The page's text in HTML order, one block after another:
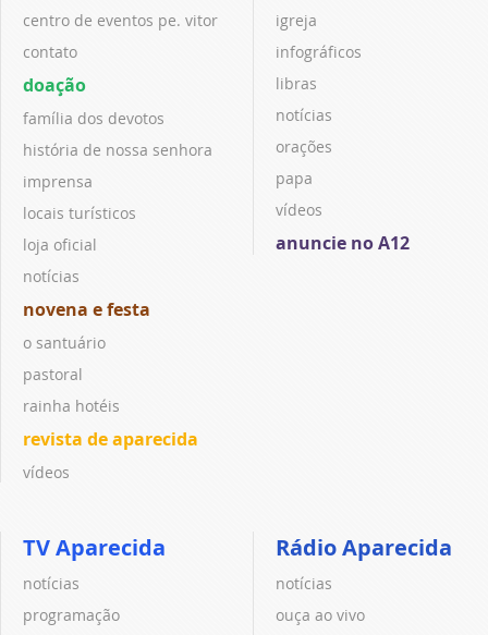
centro de eventos pe. vitor
contato
doação
família dos devotos
história de nossa senhora
imprensa
locais turísticos
loja oficial
notícias
novena e festa
o santuário
pastoral
rainha hotéis
revista de aparecida
vídeos
igreja
infográficos
libras
notícias
orações
papa
vídeos
anuncie no A12
TV Aparecida
notícias
programação
Rádio Aparecida
notícias
ouça ao vivo